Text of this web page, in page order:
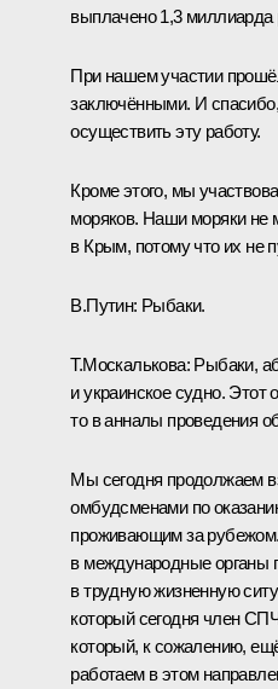
выплачено 1,3 миллиарда
При нашем участии
заключёнными. И
осуществить эту работу.
Кроме этого, мы
моряков. Наши моряки не
в Крым, потому что их не
В.Путин: Рыбаки.
Т.Москалькова: Рыбаки,
и украинское судно. Этот
то в анналы проведения
Мы сегодня продолжаем
омбудсменами по
проживающим за
в международные органы
в трудную жизненную
который сегодня член
который, к сожалению,
работаем в этом